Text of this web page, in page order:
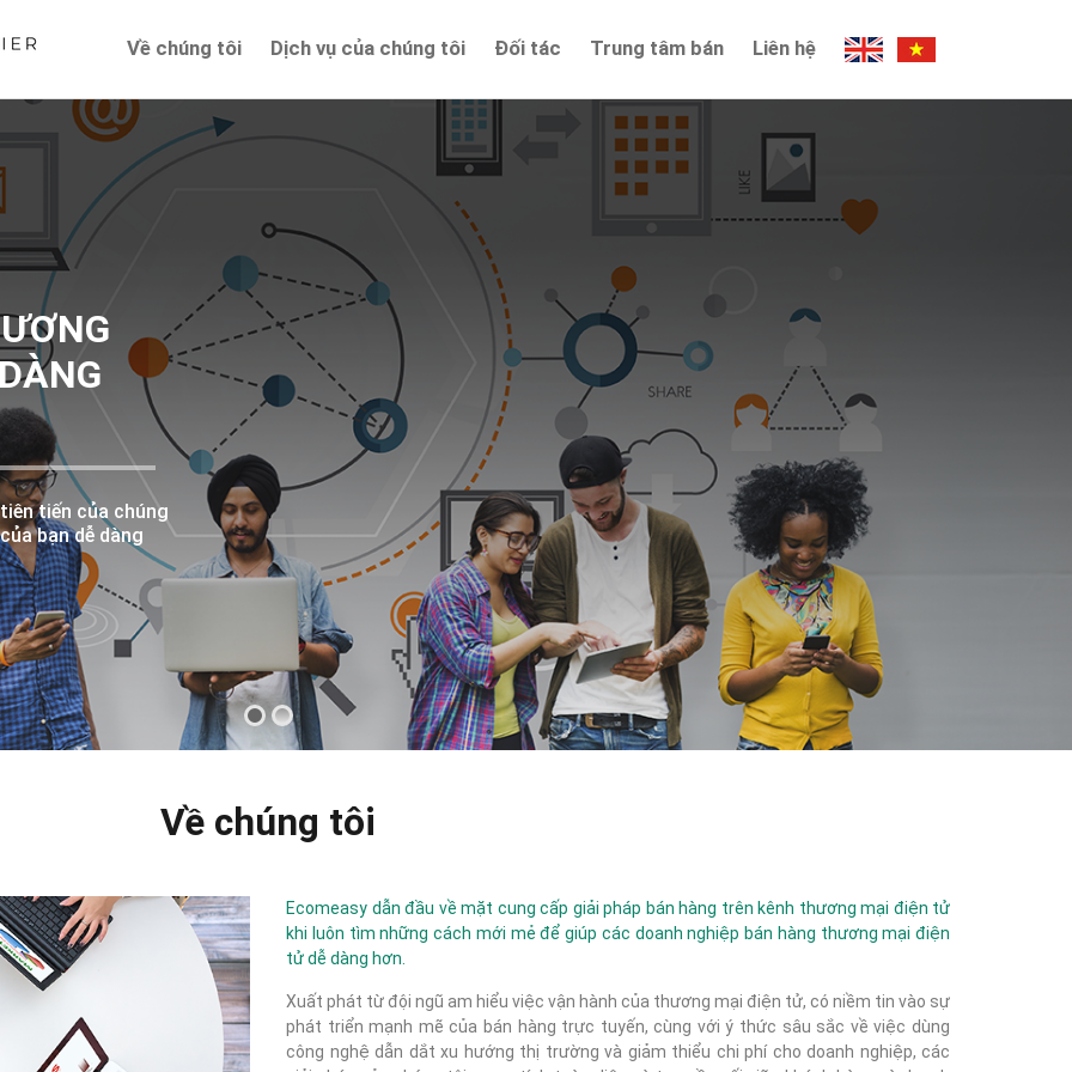
Về chúng tôi Dịch vụ của chúng tôi Đối tác Trung tâm bán Liên hệ
tiến của chúng
bạn dễ dàng
Về chúng tôi
Ecomeasy dẫn đầu về mặt cung cấp giải pháp bán hàng trên kênh thương mại điện tử
khi luôn tìm những cách mới mẻ để giúp các doanh nghiệp bán hàng thương mại điện
tử dễ dàng hơn.
Xuất phát từ đội ngũ am hiểu việc vận hành của thương mại điện tử, có niềm tin vào sự
phát triển mạnh mẽ của bán hàng trực tuyến, cùng với ý thức sâu sắc về việc dùng
công nghệ dẫn dắt xu hướng thị trường và giảm thiểu chi phí cho doanh nghiệp, các